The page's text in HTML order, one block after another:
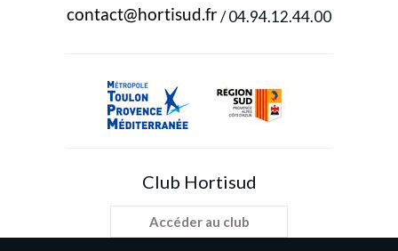
/04.94.12.44.00
Club Hortisud
Accéder au club